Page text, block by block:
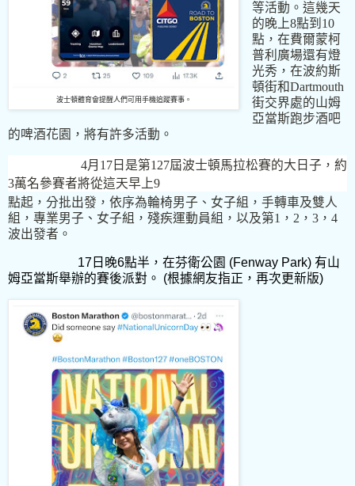
波士頓體育會提醒人們可用手機追蹤賽事。
等活動。這幾天
的晚上8點到 10
點，在費爾蒙柯
普利廣場還有燈
光秀，在波約斯
頓街和Dartmouth
街交界處的山姆
亞當斯跑步酒吧
的啤酒花園，將有許多活動。
4月 17 日是第127屆波士頓馬拉松賽的大日子，約
3萬名參賽者將從這天早上9
點起，分批出發，依序為輪椅男子、女子組，手轉車及雙人
組，專業男子、女子組，殘疾運動員組，以及第1 ， 2 ， 3 ， 4
波出發者。
17 日晚6點半，在芬衛公園 (Fenway Park) 有山
姆亞當斯舉辦的賽後派對。 (根據網友指正，再次更新版)